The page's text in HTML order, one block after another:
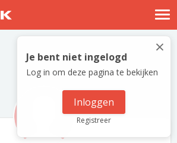
Nostalgische verhalen
Log in
Meld je gratis aan
×
Je bent niet ingelogd
Log in om deze pagina te bekijken
Inloggen
Registreer